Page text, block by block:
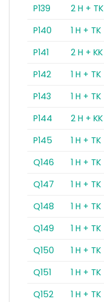
P139
2 H + TK
P140
1 H + TK
P141
2 H + KK
P142
1 H + TK
P143
1 H + TK
P144
2 H + KK
P145
1 H + TK
Q146
1 H + TK
Q147
1 H + TK
Q148
1 H + TK
Q149
1 H + TK
Q150
1 H + TK
Q151
1 H + TK
Q152
1 H + TK